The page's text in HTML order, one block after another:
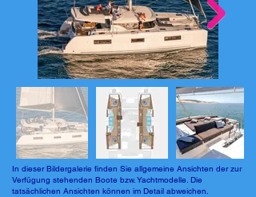
In dieser Bildergalerie finden Sie allgemeine Ansichten der zur
Verfügung stehenden Boote bzw. Yachtmodelle. Die
tatsächlichen Ansichten können im Detail abweichen.